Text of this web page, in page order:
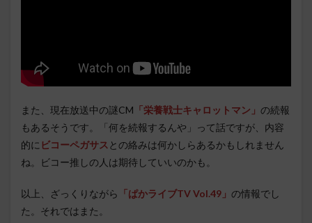
また、現在放送中の謎CM 「栄養戦士キャロットマン」 の続報
もあるそうです。「何を続報するんや」って話ですが、内容
的に ビコーペガサス との絡みは何かしらあるかもしれません
ね。ビコー推しの人は期待していいのかも。
以上、ざっくりながら 「ぱかライブTV Vol.49」 の情報でし
た。それではまた。